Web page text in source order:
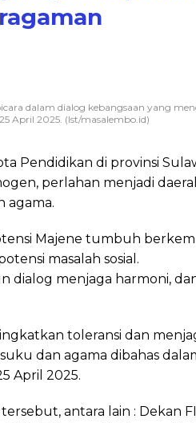
dalam dialog kebangsaan yang
April 2025. (Ist/masalembo.id)
Pendidikan di provinsi
perlahan menjadi
agama.
Majene tumbuh
masalah sosial.
dialog menjaga harmoni,
toleransi dan
dan agama dibahas
April 2025.
antara lain : Dekan